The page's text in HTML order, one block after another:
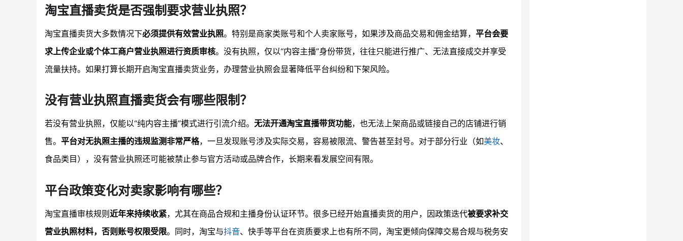
淘宝直播卖货是否强制要求营业执照？
淘宝直播卖货大多数情况下必须提供有效营业执照。特别是商家类账号和个人卖家账号，如果涉及商品交易和佣金结算， 平台会要
求上传企业或个体工商户营业执照进行资质审核。没有执照，仅以“内容主播”身份带货，往往只能进行推广、无法直接成交并享受
流量扶持。如果打算长期开启淘宝直播卖货业务，办理营业执照会显著降低平台纠纷和下架风险。
没有营业执照直播卖货会有哪些限制？
若没有营业执照，仅能以“纯内容主播”模式进行引流介绍。 无法开通淘宝直播带货功能，也无法上架商品或链接自己的店铺进行销
售。 平台对无执照主播的违规监测非常严格，一旦发现账号涉及实际交易，容易被限流、警告甚至封号。对于部分行业（如美妆、
食品类目），没有营业执照还可能被禁止参与官方活动或品牌合作，长期来看发展空间有限。
平台政策变化对卖家影响有哪些？
淘宝直播审核规则 近年来持续收紧，尤其在商品合规和主播身份认证环节。很多已经开始直播卖货的用户，因政策迭代被要求补交
营业执照材料，否则账号权限受限。同时，淘宝与抖音、快手等平台在资质要求上也有所不同，淘宝更倾向保障交易合规与税务安